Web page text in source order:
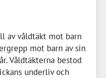
av våldtäkt mot barn
mot barn av sin
. Våldtäkterna bestod
underliv och